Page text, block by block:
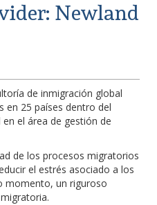
v
Newland
de inmigración global
en 25 países dentro del
el área de gestión de
de los procesos migratorios
el estrés asociado a los
momento, un riguroso